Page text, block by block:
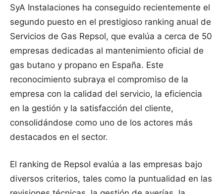
SyA Instalaciones ha conseguido recientemente el
segundo puesto en el prestigioso ranking anual de
Servicios de Gas Repsol, que evalúa a cerca de 50
empresas dedicadas al mantenimiento oficial de
gas butano y propano en España. Este
reconocimiento subraya el compromiso de la
empresa con la calidad del servicio, la eficiencia
en la gestión y la satisfacción del cliente,
consolidándose como uno de los actores más
destacados en el sector.
El ranking de Repsol evalúa a las empresas bajo
diversos criterios, tales como la puntualidad en las